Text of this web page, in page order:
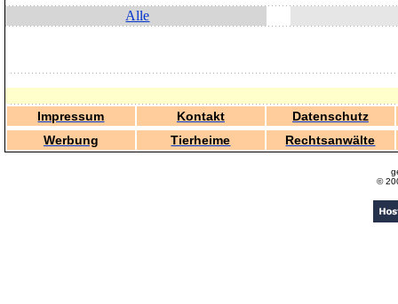
Alle
Impressum Kontakt
Datenschutz
Werbung
Tierheime Rechtsanwälte
©